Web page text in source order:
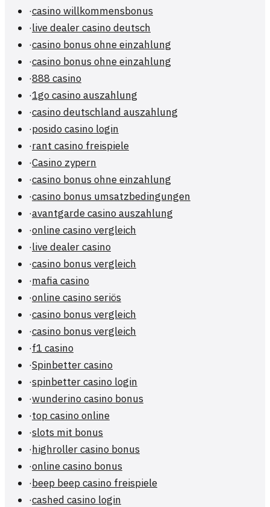
·casino willkommensbonus
·live dealer casino deutsch
·casino bonus ohne einzahlung
·casino bonus ohne einzahlung
·888 casino
·1go casino auszahlung
·casino deutschland auszahlung
·posido casino login
·rant casino freispiele
·Casino zypern
·casino bonus ohne einzahlung
·casino bonus umsatzbedingungen
·avantgarde casino auszahlung
·online casino vergleich
·live dealer casino
·casino bonus vergleich
·mafia casino
·online casino seriös
·casino bonus vergleich
·casino bonus vergleich
·f1 casino
·Spinbetter casino
·spinbetter casino login
·wunderino casino bonus
·top casino online
·slots mit bonus
·highroller casino bonus
·online casino bonus
·beep beep casino freispiele
·cashed casino login